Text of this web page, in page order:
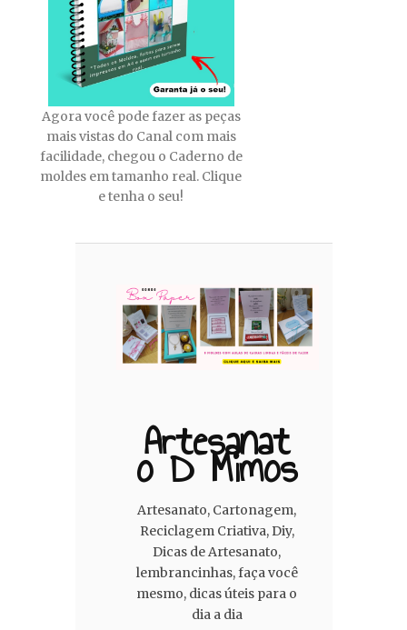
Agora você pode fazer as peças
mais vistas do Canal com mais
facilidade, chegou o Caderno de
moldes em tamanho real. Clique
e tenha o seu!
Artesanat
O D Mimos
Artesanato, Cartonagem,
Reciclagem Criativa, Diy,
Dicas de Artesanato,
lembrancinhas, faça você
mesmo, dicas úteis para o
dia a dia